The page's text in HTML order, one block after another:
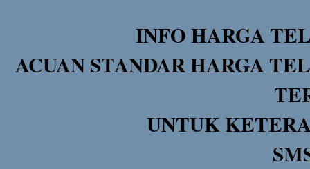
INFO HARGA
ACUAN STANDAR HARGA
UNTUK